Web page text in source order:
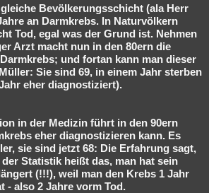
Bevölkerungsschicht (ala Herr
an Darmkrebs. In Naturvölkern
Tod, egal was der Grund ist. Nehmen
Arzt macht nun in den 80ern die
und fortan kann man dieser
Sie sind 69, in einem Jahr sterben
eher diagnostiziert).
in der Medizin führt in den 90ern
eher diagnostizieren kann. Es
sie sind jetzt 68: Die Erfahrung sagt,
Statistik heißt das, man hat sein
(!!!), weil man den Krebs 1 Jahr
- also 2 Jahre vorm Tod.